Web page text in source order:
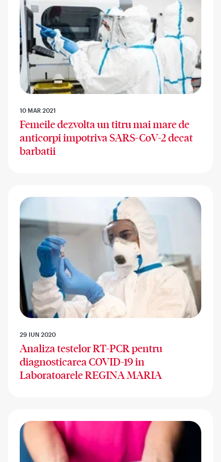
10 MAR 2021
Femeile dezvolta un titru mai mare de
anticorpi impotriva SARS-CoV-2 decat
barbatii
29 IUN 2020
Analiza testelor RT-PCR pentru
diagnosticarea COVID-19 in
Laboratoarele REGINA MARIA